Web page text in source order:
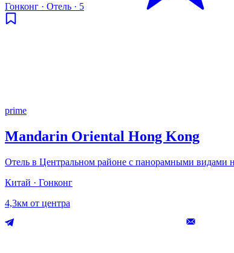
Гонконг · Отель · 5
prime
Mandarin Oriental Hong Kong
Отель в Центральном районе с панорамными видами
Китай · Гонконг
4,3км от центра